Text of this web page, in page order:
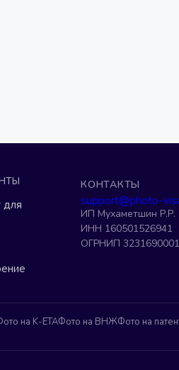
для
КОНТАКТЫ
support@photo-
ИП Мухаметшин Р.Р.
ИНН 160501526941
ОГРНИП
на K-ETAФото на ВНЖФото на